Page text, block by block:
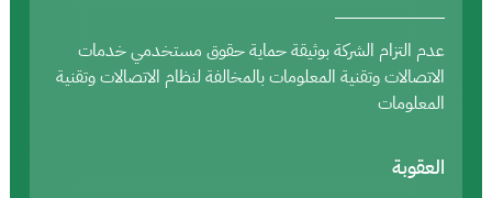
عدم التزام الشركة بوثيقة حماية حقوق مستخدمي خدمات
الاتصالات وتقنية المعلومات بالمخالفة لنظام الاتصالات وتقنية
المعلومات
العقوبة